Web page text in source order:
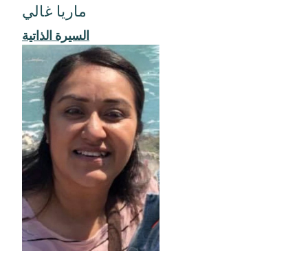
ماريا غالي
السيرة الذاتية